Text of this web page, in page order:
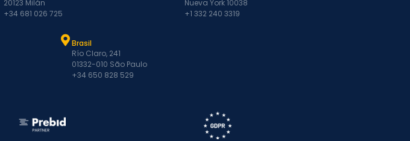
20123 Milán
+34 681 026 725
Nueva York 10038
+1 332 240 3319
Brasil
Río Claro, 241
01332-010 São Paulo
+34 650 828 529